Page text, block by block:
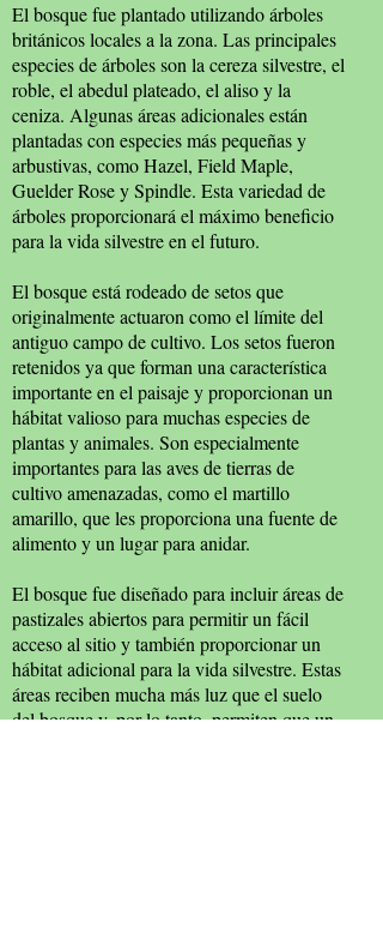
El bosque fue plantado utilizando árboles
británicos locales a la zona. Las principales
especies de árboles son la cereza silvestre, el
roble, el abedul plateado, el aliso y la
ceniza. Algunas áreas adicionales están
plantadas con especies más pequeñas y
arbustivas, como Hazel, Field Maple,
Guelder Rose y Spindle. Esta variedad de
árboles proporcionará el máximo beneficio
para la vida silvestre en el futuro.
El bosque está rodeado de setos que
originalmente actuaron como el límite del
antiguo campo de cultivo. Los setos fueron
retenidos ya que forman una característica
importante en el paisaje y proporcionan un
hábitat valioso para muchas especies de
plantas y animales. Son especialmente
importantes para las aves de tierras de
cultivo amenazadas, como el martillo
amarillo, que les proporciona una fuente de
alimento y un lugar para anidar.
El bosque fue diseñado para incluir áreas de
pastizales abiertos para permitir un fácil
acceso al sitio y también proporcionar un
hábitat adicional para la vida silvestre. Estas
áreas reciben mucha más luz que el suelo
del bosque y, por lo tanto, permiten que un